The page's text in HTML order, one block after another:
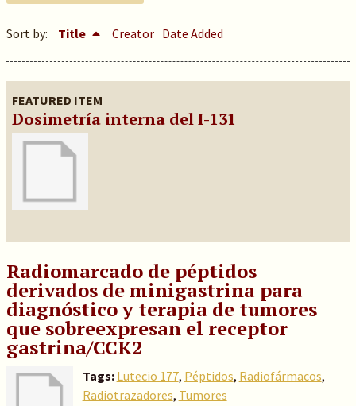
Sort by: Title Creator Date Added
FEATURED ITEM
Dosimetría interna del I-131
Radiomarcado de péptidos
derivados de minigastrina para
diagnóstico y terapia de tumores
que sobreexpresan el receptor
gastrina/CCK2
Tags: Lutecio 177, Péptidos, Radiofármacos,
Radiotrazadores, Tumores